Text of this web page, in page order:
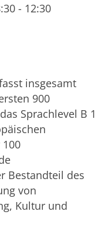
- 12:30
insgesamt
900
Sprachlevel B 1
100
Bestandteil des
von
Kultur und